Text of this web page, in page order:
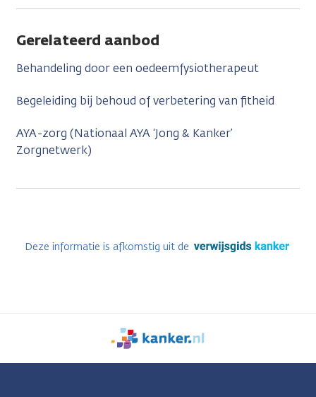
Gerelateerd aanbod
Behandeling door een oedeemfysiotherapeut
Begeleiding bij behoud of verbetering van fitheid
AYA-zorg (Nationaal AYA ‘Jong & Kanker’
Zorgnetwerk)
Deze informatie is afkomstig uit de
We
zijn